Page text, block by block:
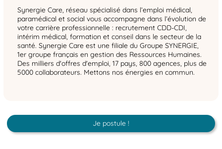
Synergie Care, réseau spécialisé dans l’emploi médical,
paramédical et social vous accompagne dans l’évolution de
votre carrière professionnelle : recrutement CDD-CDI,
intérim médical, formation et conseil dans le secteur de la
santé. Synergie Care est une filiale du Groupe SYNERGIE,
1er groupe français en gestion des Ressources Humaines.
Des milliers d'offres d'emploi, 17 pays, 800 agences, plus de
5000 collaborateurs. Mettons nos énergies en commun.
Je postule !